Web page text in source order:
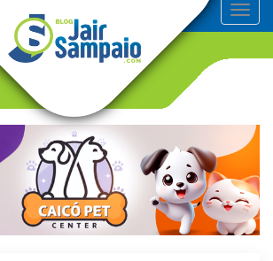
T
o
v
g
t
i
o
n